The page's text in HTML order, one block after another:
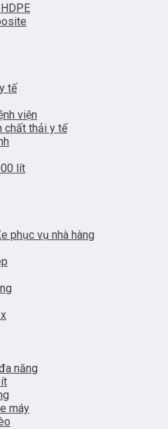
tế
viện
chất thải y tế
lít
phục vụ nhà hàng
năng
máy